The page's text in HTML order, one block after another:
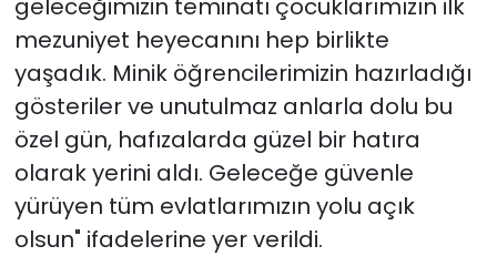
mezuniyet heyecanını hep birlikte
yaşadık. Minik öğrencilerimizin hazırladığı
gösteriler ve unutulmaz anlarla dolu bu
özel gün, hafızalarda güzel bir hatıra
olarak yerini aldı. Geleceğe güvenle
yürüyen tüm evlatlarımızın yolu açık
olsun" ifadelerine yer verildi.